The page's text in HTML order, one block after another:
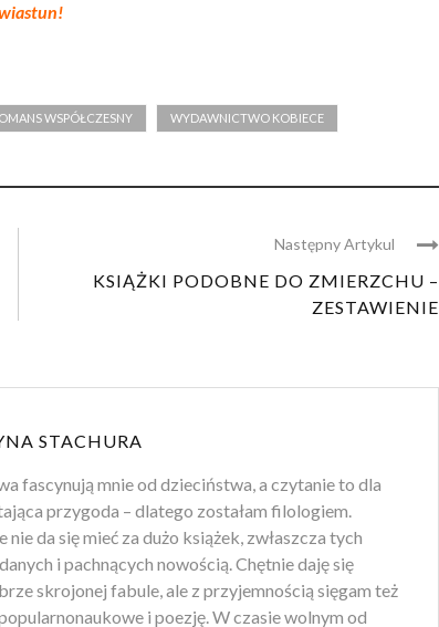
WSPÓŁCZESNY WYDAWNICTWO KOBIECE
Następny Artykul
KSIĄŻKI PODOBNE DO ZMIERZCHU –
ZESTAWIENIE
STACHURA
fascynują mnie od dzieciństwa, a czytanie to dla
przygoda – dlatego zostałam filologiem.
nie da się mieć za dużo książek, zwłaszcza tych
i pachnących nowością. Chętnie daję się
skrojonej fabule, ale z przyjemnością sięgam też
i poezję. W czasie wolnym od